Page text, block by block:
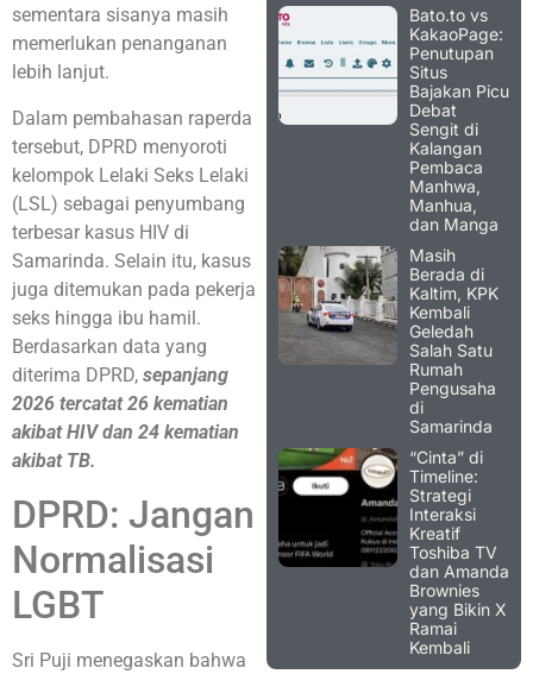
sementara sisanya masih
memerlukan penanganan
lebih lanjut.
Dalam pembahasan raperda
tersebut, DPRD menyoroti
kelompok Lelaki Seks Lelaki
(LSL) sebagai penyumbang
terbesar kasus HIV di
Samarinda. Selain itu, kasus
juga ditemukan pada pekerja
seks hingga ibu hamil.
Berdasarkan data yang
diterima DPRD, sepanjang
2026 tercatat 26 kematian
akibat HIV dan 24 kematian
akibat TB.
DPRD: Jangan
Normalisasi
LGBT
Sri Puji menegaskan bahwa
Bato.to vs
KakaoPage:
Penutupan
Situs
Bajakan Picu
Debat
Sengit di
Kalangan
Pembaca
Manhwa,
Manhua,
dan Manga
Masih
Berada di
Kaltim, KPK
Kembali
Geledah
Salah Satu
Rumah
Pengusaha
di
Samarinda
“Cinta” di
Timeline:
Strategi
Interaksi
Kreatif
Toshiba TV
dan Amanda
Brownies
yang Bikin X
Ramai
Kembali